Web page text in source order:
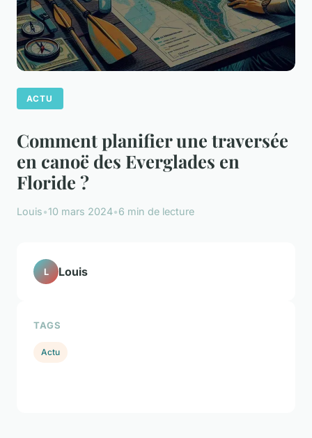
ACTU
Comment planifier une traversée
en canoë des Everglades en
Floride ?
Louis•10 mars 2024•6 min de lecture
L Louis
TAGS
Actu